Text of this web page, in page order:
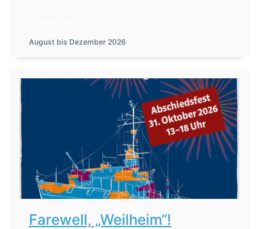
August bis Dezember 2026
Farewell, „Weilheim“!